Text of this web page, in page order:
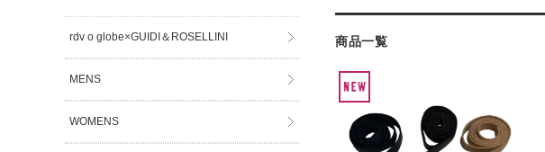
商品一覧
rdv o globe×GUIDI＆ROSELLINI
MENS
WOMENS